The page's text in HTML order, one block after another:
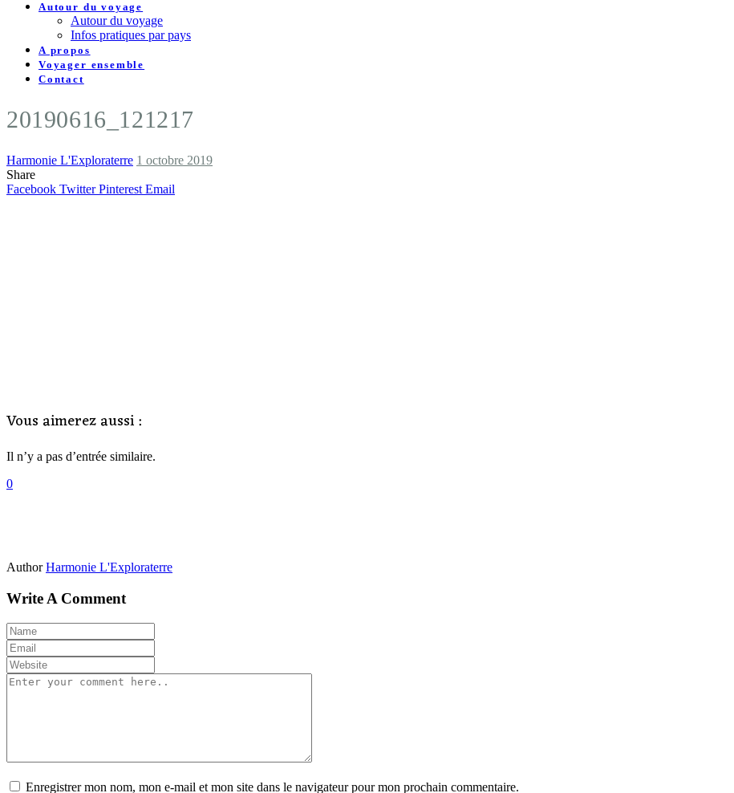
Autour du voyage
Autour du voyage
Infos pratiques par pays
A propos
Voyager ensemble
Contact
20190616_121217
Harmonie L'Exploraterre 1 octobre 2019
Share
Facebook Twitter Pinterest Email
Vous aimerez aussi :
Il n’y a pas d’entrée similaire.
0
Author Harmonie L'Exploraterre
Write A Comment
Enregistrer mon nom, mon e-mail et mon site dans le navigateur pour mon prochain commentaire.